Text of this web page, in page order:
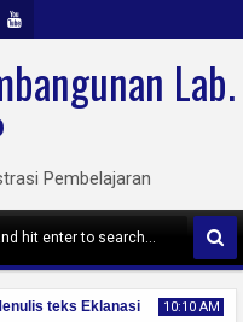
Ube
Lab.
Pembelajaran
teks Eklanasi 10:10 AM